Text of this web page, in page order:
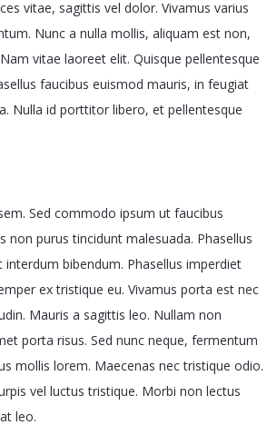
vitae, sagittis vel dolor. Vivamus varius
Nunc a nulla mollis, aliquam est non,
vitae laoreet elit. Quisque pellentesque
faucibus euismod mauris, in feugiat
Nulla id porttitor libero, et pellentesque
Sed commodo ipsum ut faucibus
non purus tincidunt malesuada. Phasellus
bibendum. Phasellus imperdiet
ex tristique eu. Vivamus porta est nec
Mauris a sagittis leo. Nullam non
porta risus. Sed nunc neque, fermentum
mollis lorem. Maecenas nec tristique odio.
vel luctus tristique. Morbi non lectus
leo.